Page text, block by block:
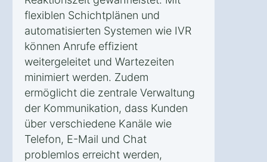
flexiblen Schichtplänen und
automatisierten Systemen wie IVR
können Anrufe effizient
weitergeleitet und Wartezeiten
minimiert werden. Zudem
ermöglicht die zentrale Verwaltung
der Kommunikation, dass Kunden
über verschiedene Kanäle wie
Telefon, E-Mail und Chat
problemlos erreicht werden,